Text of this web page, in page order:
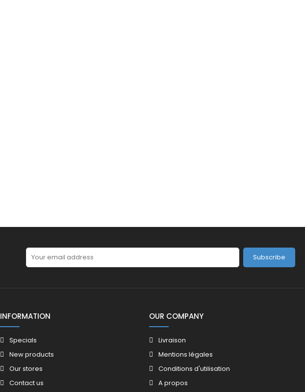
Subscribe
INFORMATION
Specials
New products
Our stores
Contact us
OUR COMPANY
Livraison
Mentions légales
Conditions d'utilisation
A propos